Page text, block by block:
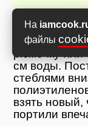
На
файлы
Помойте
(не очень
рюмочку или
см воды.
стеблями
взять
портили